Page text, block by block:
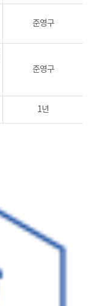
준영구
준영구
1년